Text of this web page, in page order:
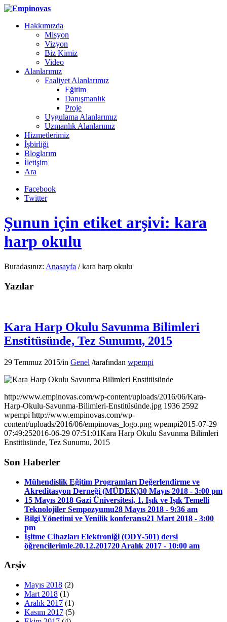
Hakkımızda
Misyon
Vizyon
Biz Kimiz
Video
Alanlarımız
Faaliyet Alanlarımız
Eğitim
Danışmanlık
Proje
Uygulama Alanlarımız
Uzmanlık Alanlarımız
Hizmetlerimiz
İşbirliği
Bloglarım
İletişim
Ara
Facebook
Twitter
Şunun için etiket arşivi: kara
harp okulu
Buradasınız: Anasayfa / kara harp okulu
Yazılar
Kara Harp Okulu Savunma Bilimleri
Enstitüsünde, Tez Sunumu, 2015
29 Temmuz 2015/in Genel /tarafından wpempi
http://www.empinovas.com/wp-content/uploads/2016/06/Kara-
Harp-Okulu-Savunma-Bilimleri-Enstitüsünde.jpg 1936 2592
wpempi http://www.empinovas.com/wp-
content/uploads/2016/06/empinovas_logo.png wpempi2015-07-29
07:49:252016-06-29 07:51:01Kara Harp Okulu Savunma Bilimleri
Enstitüsünde, Tez Sunumu, 2015
Son Haberler
Mühendislik Eğitim Programları Değerlendirme ve
Akreditasyon Derneği (MÜDEK)30 Mayıs 2018 - 3:00 pm
15 Mayıs 2018 Gazi Üniversitesi, 1. Işık ve Işık Temelli
Teknolojiler Sempozyumu28 Mayıs 2018 - 9:36 am
Bilgi Yönetimi ve Yenilik konferansı21 Mart 2018 - 3:00
pm
İşitme Cihazları Elektroniği (ODY-501) dersi
öğrencilerimle.20.12.201720 Aralık 2017 - 10:00 am
Arşiv
Mayıs 2018 (2)
Mart 2018 (1)
Aralık 2017 (1)
Kasım 2017 (5)